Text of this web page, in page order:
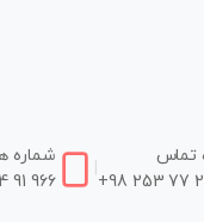
تماس
+98 253 77
شماره
91 966